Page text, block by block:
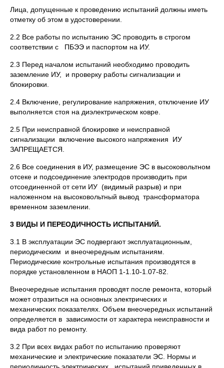
Лица, допущенные к проведению испытаний должны иметь
отметку об этом в удостоверении.
2.2 Все работы по испытанию ЭС проводить в строгом
соответствии с ПБЭЭ и паспортом на ИУ.
2.3 Перед началом испытаний необходимо проводить
заземление ИУ, и проверку работы сигнализации и
блокировки.
2.4 Включение, регулирование напряжения, отключение ИУ
выполняется стоя на диэлектрическом ковре.
2.5 При неисправной блокировке и неисправной
сигнализации включение высокого напряжения ИУ
ЗАПРЕЩАЕТСЯ.
2.6 Все соединения в ИУ, размещение ЭС в высоковольтном
отсеке и подсоединение электродов производить при
отсоединенной от сети ИУ (видимый разрыв) и при
наложенном на высоковольтный вывод трансформатора
временном заземлении.
3 ВИДЫ И ПЕРЕОДИЧНОСТЬ ИСПЫТАНИЙ.
3.1 В эксплуатации ЭС подвергают эксплуатационным,
периодическим и внеочередным испытаниям.
Периодические контрольные испытания производятся в
порядке установленном в НАОП 1-1.10-1.07-82.
Внеочередные испытания проводят после ремонта, который
может отразиться на основных электрических и
механических показателях. Объем внеочередных испытаний
определяется в зависимости от характера неисправности и
вида работ по ремонту.
3.2 При всех видах работ по испытанию проверяют
механические и электрические показатели ЭС. Нормы и